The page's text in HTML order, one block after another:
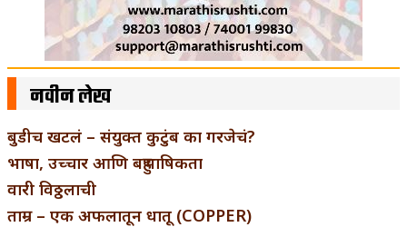
नवीन लेख
बुडीच खटलं – संयुक्त कुटुंब का गरजेचं?
भाषा, उच्चार आणि बहुभाषिकता
वारी विठ्ठलाची
ताम्र – एक अफलातून धातू (COPPER)